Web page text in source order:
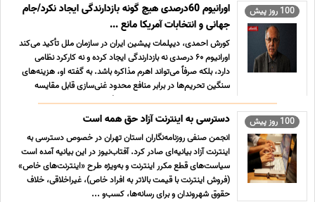
100 روز پیش
اورانیوم 60درصدی هیچ گونه بازدارندگی ایجاد نکرد/جام
جهانی و انتخابات آمریکا مانع ...
کورش احمدی، دیپلمات پیشین ایران در سازمان ملل تأکید می‌کند
اورانیوم ۶۰ درصدی نه بازدارندگی ایجاد کرده و نه کارکرد نظامی
دارد، بلکه صرفاً می‌تواند اهرم مذاکره باشد. به گفته او، هزینه‌های
سنگین تحریم‌ها در برابر منافع محدود غنی‌سازی قابل مقایسه
نیست و تداوم این مسیر بدون انعطاف، خط ...
100 روز پیش دسترسی به اینترنت آزاد حق همه است
انجمن صنفی روزنامه‌نگاران استان تهران در خصوص دسترسی به
اینترنت آزاد بیانیه‌ای صادر کرد. آفتاب‌‌نیوز در این بیانیه آمده است
سیاست‌های قطع مکرر اینترنت و به‌ویژه طرح «اینترنت‌های خاص»
(فروش اینترنت با قیمت بالاتر به افراد خاص)، غیراخلاقی، خلاف
حقوق شهروندان و برای رسانه‌ها، کسب‌و ...